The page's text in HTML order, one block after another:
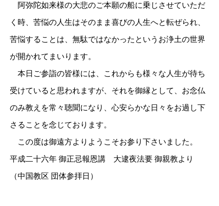
阿弥陀如来様の大悲のご本願の船に乗じさせていただ
く時、苦悩の人生はそのまま喜びの人生へと転ぜられ、
苦悩することは、無駄ではなかったというお浄土の世界
が開かれてまいります。
本日ご参詣の皆様には、これからも様々な人生が待ち
受けていると思われますが、それを御縁として、お念仏
のみ教えを常々聴聞になり、心安らかな日々をお過し下
さることを念じております。
この度は御遠方よりようこそお参り下さいました。
平成二十六年 御正忌報恩講 大逮夜法要 御親教より
（中国教区 団体参拝日）